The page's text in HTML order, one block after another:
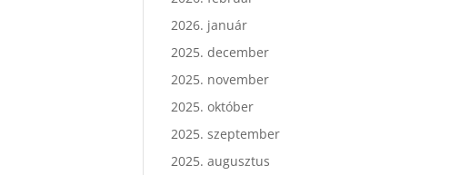
2026. január
2025. december
2025. november
2025. október
2025. szeptember
2025. augusztus